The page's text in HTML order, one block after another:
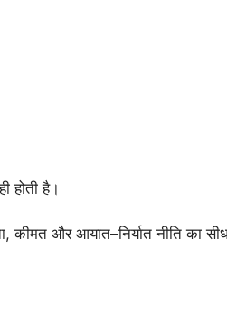
होती है।
और आयात–निर्यात नीति का